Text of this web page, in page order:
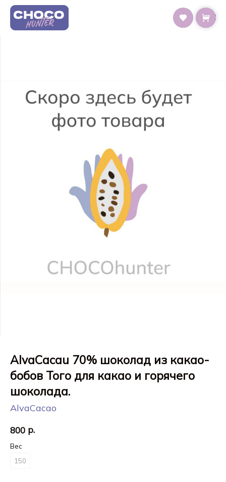
AlvaCacau 70% шоколад из какао-
бобов Того для какао и горячего
шоколада.
AlvaCacao
800 р.
Вес
150